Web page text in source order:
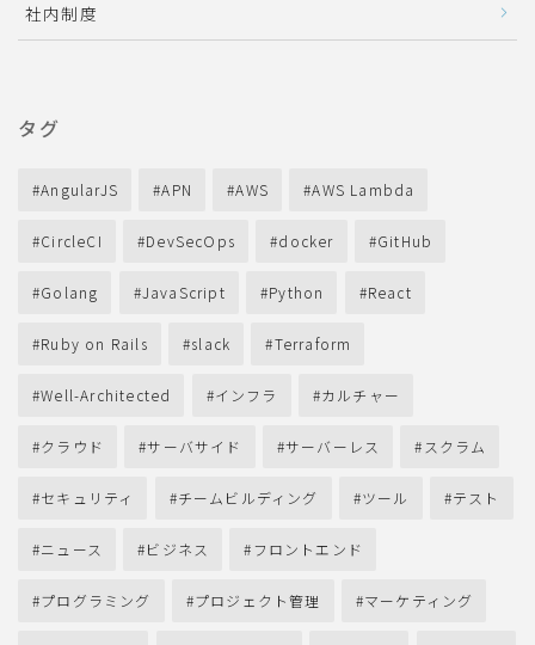
社内制度
タグ
AngularJS APN AWS AWS Lambda
CircleCI DevSecOps docker GitHub
Golang JavaScript Python React
Ruby on Rails slack Terraform
Well-Architected インフラ カルチャー
クラウド サーバサイド サーバーレス スクラム
セキュリティ チームビルディング ツール テスト
ニュース ビジネス フロントエンド
プログラミング プロジェクト管理 マーケティング